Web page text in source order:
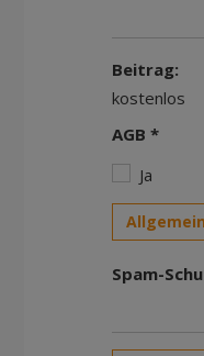
Beitrag:
kostenlos
AGB *
Ja
Spam-